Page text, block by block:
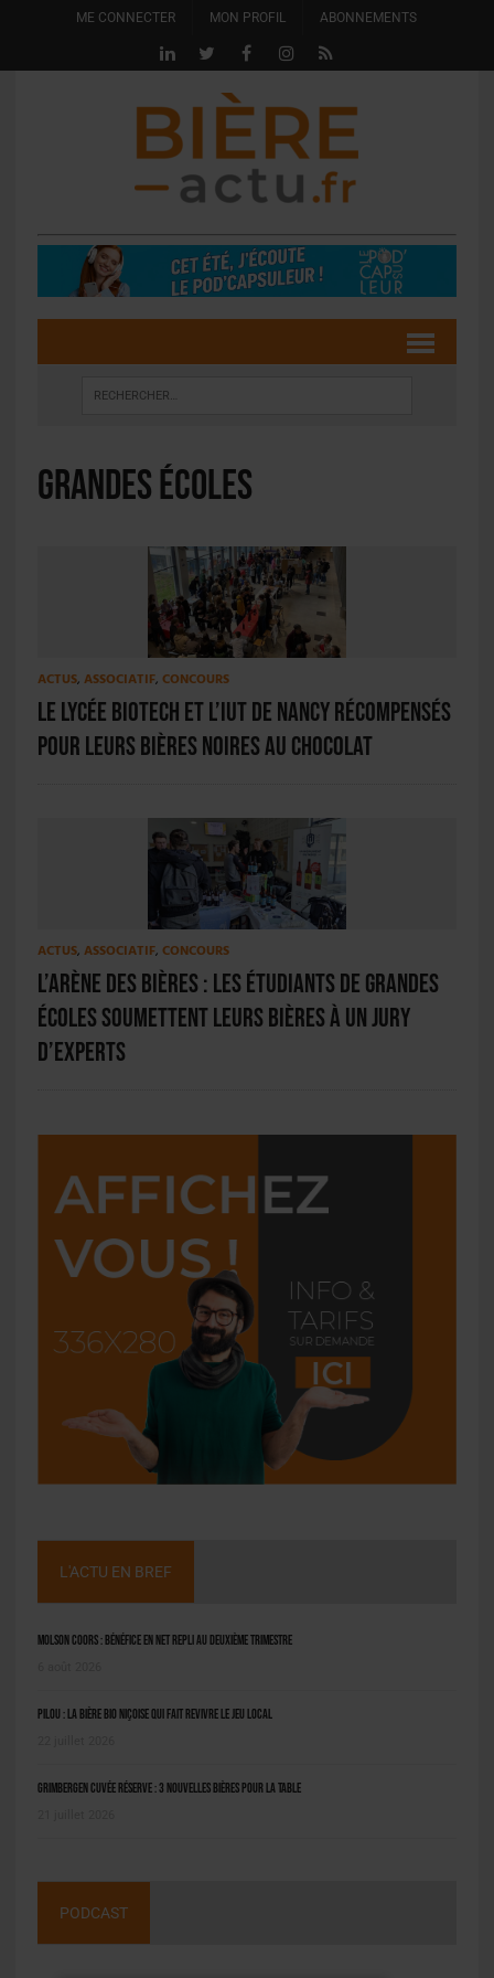
ME CONNECTER MON PROFIL ABONNEMENTS
grandes écoles
ACTUS, ASSOCIATIF, CONCOURS
Le Lycée Biotech et l’IUT de Nancy récompensés
pour leurs bières noires au chocolat
ACTUS, ASSOCIATIF, CONCOURS
L’arène des bières : les étudiants de grandes
écoles soumettent leurs bières à un jury
d’experts
L'ACTU EN BREF
Molson Coors : bénéfice en net repli au deuxième trimestre
Pilou : la bière bio niçoise qui fait revivre le jeu local
Grimbergen Cuvée Réserve : 3 nouvelles bières pour la table
PODCAST